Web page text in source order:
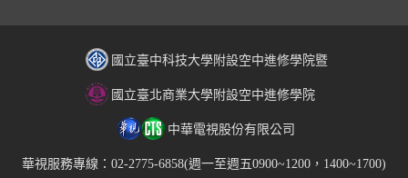
國立臺中科技大學附設空中進修學院暨
國立臺北商業大學附設空中進修學院
中華電視股份有限公司
華視服務專線：02-2775-6858(週一至週五0900~1200，1400~1700)